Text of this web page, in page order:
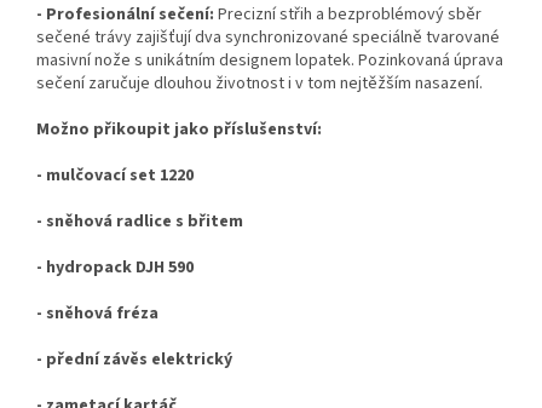
- Profesionální sečení: Precizní střih a bezproblémový sběr
sečené trávy zajišťují dva synchronizované speciálně tvarované
masivní nože s unikátním designem lopatek. Pozinkovaná úprava
sečení zaručuje dlouhou životnost i v tom nejtěžším nasazení.
Možno přikoupit jako příslušenství:
- mulčovací set 1220
- sněhová radlice s břitem
- hydropack DJH 590
- sněhová fréza
- přední závěs elektrický